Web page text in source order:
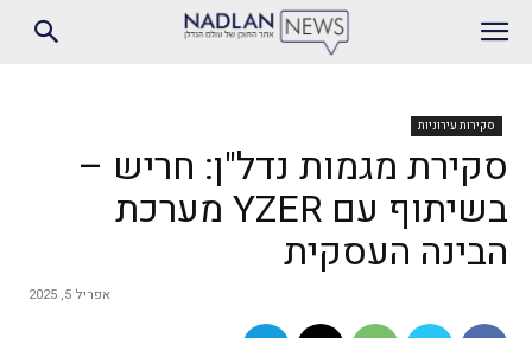
סקירות עירוניות
סקירת מגמות נדל"ן: חריש –
בשיתוף עם YZER מערכת
הבינה העסקית
אפריל 5, 2025